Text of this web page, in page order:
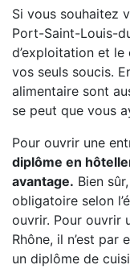
Si vous souhaitez
Port-Saint-Louis-
d’exploitation et
vos seuls soucis.
alimentaire sont
se peut que vous
Pour ouvrir une
diplôme en
avantage. Bien
obligatoire selon
ouvrir. Pour ouvrir
Rhône, il n’est par
un diplôme de